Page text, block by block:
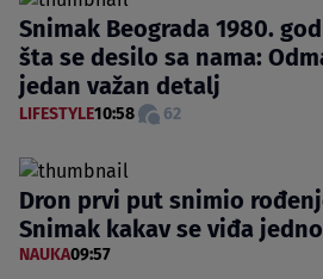
Snimak Beograda 1980.
šta se desilo sa nama:
jedan važan detalj
LIFESTYLE10:58 62
Dron prvi put snimio
Snimak kakav se viđa
NAUKA09:57